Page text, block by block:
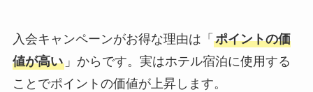
入会キャンペーンがお得な理由は「 ポイントの価
値が高い」からです。実はホテル宿泊に使用する
ことでポイントの価値が上昇します。